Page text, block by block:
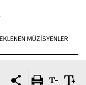
MÜZİSYENLER